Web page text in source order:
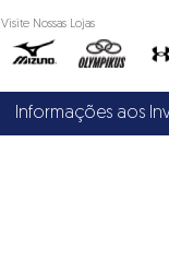
Visite Nossas Lojas
Informações aos